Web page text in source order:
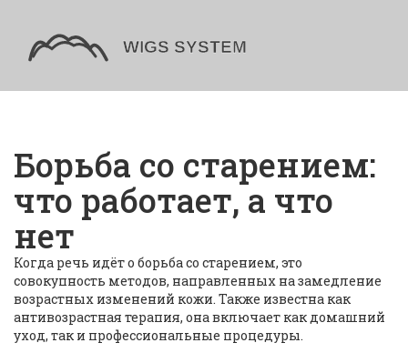
Борьба со старением:
что работает, а что
нет
Когда речь идёт о борьба со старением, это
совокупность методов, направленных на замедление
возрастных изменений кожи. Также известна как
антивозрастная терапия, она включает как домашний
уход, так и профессиональные процедуры.